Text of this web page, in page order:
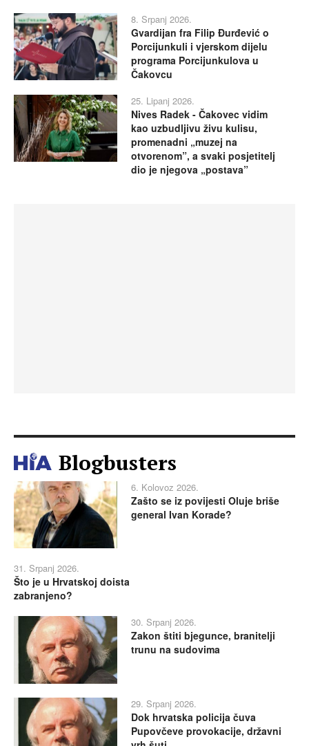
8. Srpanj 2026.
Gvardijan fra Filip Đurđević o
Porcijunkuli i vjerskom dijelu
programa Porcijunkulova u
Čakovcu
25. Lipanj 2026.
Nives Radek - Čakovec vidim
kao uzbudljivu živu kulisu,
promenadni „muzej na
otvorenom”, a svaki posjetitelj
dio je njegova „postava”
Blogbusters
6. Kolovoz 2026.
Zašto se iz povijesti Oluje briše
general Ivan Korade?
31. Srpanj 2026.
Što je u Hrvatskoj doista
zabranjeno?
30. Srpanj 2026.
Zakon štiti bjegunce, branitelji
trunu na sudovima
29. Srpanj 2026.
Dok hrvatska policija čuva
Pupovčeve provokacije, državni